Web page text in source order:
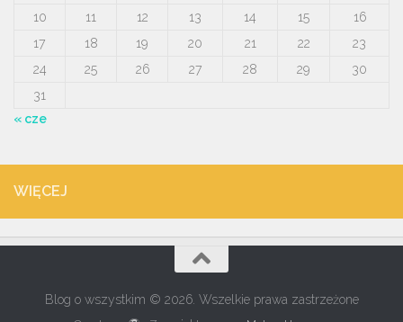
10
11 12 13 14 15
16
17
18 19 20 21 22
23
24
25 26 27 28 29
30
31
« cze
WIĘCEJ
Blog o wszystkim © 2026. Wszelkie prawa zastrzeżone